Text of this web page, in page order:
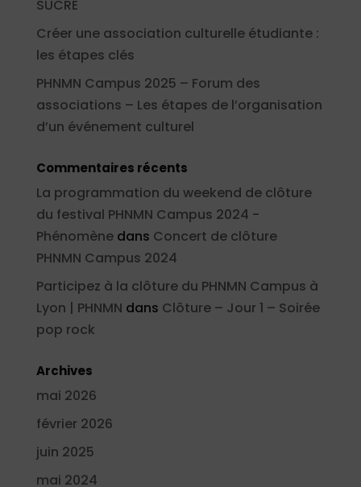
SUCRÉ
Créer une association culturelle étudiante :
les étapes clés
PHNMN Campus 2025 – Forum des
associations – Les étapes de l’organisation
d’un événement culturel
Commentaires récents
La programmation du weekend de clôture
du festival PHNMN Campus 2024 -
Phénomènedans Concert de clôture
PHNMN Campus 2024
Participez à la clôture du PHNMN Campus à
Lyon | PHNMN dans Clôture – Jour 1 – Soirée
pop rock
Archives
mai 2026
février 2026
juin 2025
mai 2024